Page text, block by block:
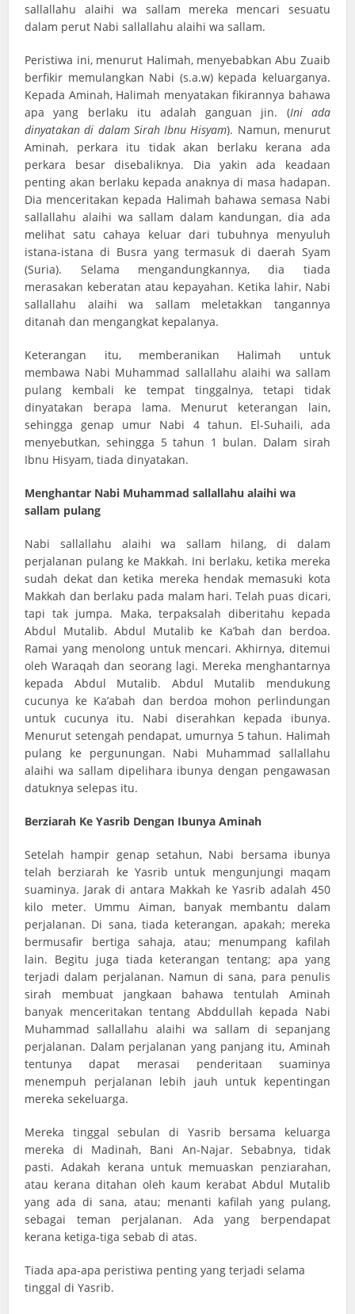
sallallahu alaihi wa sallam mereka mencari sesuatu
dalam perut Nabi sallallahu alaihi wa sallam.
Peristiwa ini, menurut Halimah, menyebabkan Abu Zuaib
berfikir memulangkan Nabi (s.a.w) kepada keluarganya.
Kepada Aminah, Halimah menyatakan fikirannya bahawa
apa yang berlaku itu adalah ganguan jin. (Ini ada
dinyatakan di dalam Sirah Ibnu Hisyam). Namun, menurut
Aminah, perkara itu tidak akan berlaku kerana ada
perkara besar disebaliknya. Dia yakin ada keadaan
penting akan berlaku kepada anaknya di masa hadapan.
Dia menceritakan kepada Halimah bahawa semasa Nabi
sallallahu alaihi wa sallam dalam kandungan, dia ada
melihat satu cahaya keluar dari tubuhnya menyuluh
istana-istana di Busra yang termasuk di daerah Syam
(Suria). Selama mengandungkannya, dia tiada
merasakan keberatan atau kepayahan. Ketika lahir, Nabi
sallallahu alaihi wa sallam meletakkan tangannya
ditanah dan mengangkat kepalanya.
Keterangan itu, memberanikan Halimah untuk
membawa Nabi Muhammad sallallahu alaihi wa sallam
pulang kembali ke tempat tinggalnya, tetapi tidak
dinyatakan berapa lama. Menurut keterangan lain,
sehingga genap umur Nabi 4 tahun. El-Suhaili, ada
menyebutkan, sehingga 5 tahun 1 bulan. Dalam sirah
Ibnu Hisyam, tiada dinyatakan.
Menghantar Nabi Muhammad sallallahu alaihi wa
sallam pulang
Nabi sallallahu alaihi wa sallam hilang, di dalam
perjalanan pulang ke Makkah. Ini berlaku, ketika mereka
sudah dekat dan ketika mereka hendak memasuki kota
Makkah dan berlaku pada malam hari. Telah puas dicari,
tapi tak jumpa. Maka, terpaksalah diberitahu kepada
Abdul Mutalib. Abdul Mutalib ke Ka’bah dan berdoa.
Ramai yang menolong untuk mencari. Akhirnya, ditemui
oleh Waraqah dan seorang lagi. Mereka menghantarnya
kepada Abdul Mutalib. Abdul Mutalib mendukung
cucunya ke Ka’abah dan berdoa mohon perlindungan
untuk cucunya itu. Nabi diserahkan kepada ibunya.
Menurut setengah pendapat, umurnya 5 tahun. Halimah
pulang ke pergunungan. Nabi Muhammad sallallahu
alaihi wa sallam dipelihara ibunya dengan pengawasan
datuknya selepas itu.
Berziarah Ke Yasrib Dengan Ibunya Aminah
Setelah hampir genap setahun, Nabi bersama ibunya
telah berziarah ke Yasrib untuk mengunjungi maqam
suaminya. Jarak di antara Makkah ke Yasrib adalah 450
kilo meter. Ummu Aiman, banyak membantu dalam
perjalanan. Di sana, tiada keterangan, apakah; mereka
bermusafir bertiga sahaja, atau; menumpang kafilah
lain. Begitu juga tiada keterangan tentang; apa yang
terjadi dalam perjalanan. Namun di sana, para penulis
sirah membuat jangkaan bahawa tentulah Aminah
banyak menceritakan tentang Abddullah kepada Nabi
Muhammad sallallahu alaihi wa sallam di sepanjang
perjalanan. Dalam perjalanan yang panjang itu, Aminah
tentunya dapat merasai penderitaan suaminya
menempuh perjalanan lebih jauh untuk kepentingan
mereka sekeluarga.
Mereka tinggal sebulan di Yasrib bersama keluarga
mereka di Madinah, Bani An-Najar. Sebabnya, tidak
pasti. Adakah kerana untuk memuaskan penziarahan,
atau kerana ditahan oleh kaum kerabat Abdul Mutalib
yang ada di sana, atau; menanti kafilah yang pulang,
sebagai teman perjalanan. Ada yang berpendapat
kerana ketiga-tiga sebab di atas.
Tiada apa-apa peristiwa penting yang terjadi selama
tinggal di Yasrib.